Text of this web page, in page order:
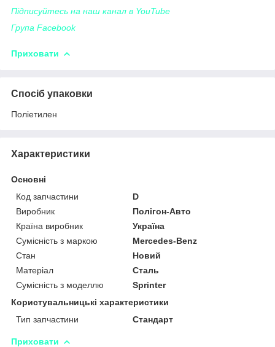
Підписуйтесь на наш канал в YouTube
Група Facebook
Приховати
Спосіб упаковки
Поліетилен
Характеристики
Основні
Код запчастини
D
Виробник
Полігон-Авто
Країна виробник
Україна
Сумісність з маркою
Mercedes-Benz
Стан
Новий
Матеріал
Сталь
Сумісність з моделлю
Sprinter
Користувальницькі характеристики
Тип запчастини
Стандарт
Приховати